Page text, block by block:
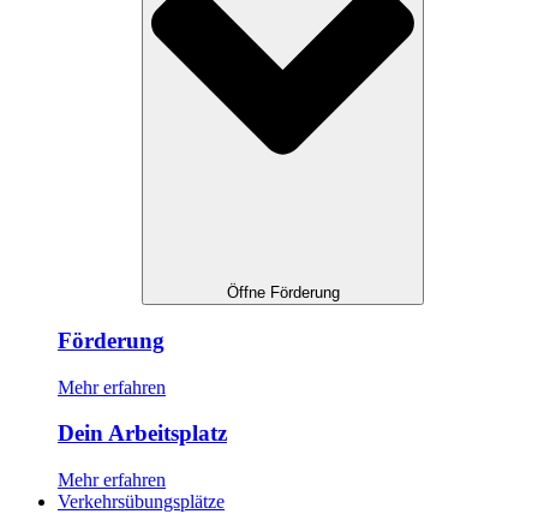
Öffne Förderung
Förderung
Mehr erfahren
Dein Arbeitsplatz
Mehr erfahren
Verkehrsübungsplätze